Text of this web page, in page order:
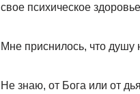
свое психическое
Мне приснилось, что душу
Не знаю, от Бога или от